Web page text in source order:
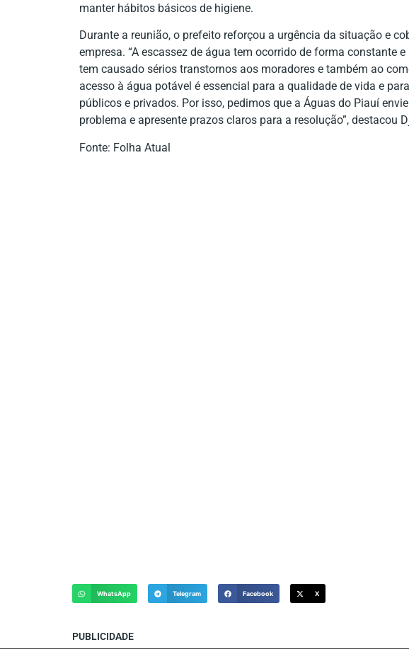
manter hábitos básicos de higiene.
Durante a reunião, o prefeito reforçou a urgência da situação e
empresa. “A escassez de água tem ocorrido de forma constante
tem causado sérios transtornos aos moradores e também ao
acesso à água potável é essencial para a qualidade de vida e
públicos e privados. Por isso, pedimos que a Águas do Piauí
problema e apresente prazos claros para a resolução”, destacou
Fonte: Folha Atual
WhatsApp Telegram Facebook X
PUBLICIDADE